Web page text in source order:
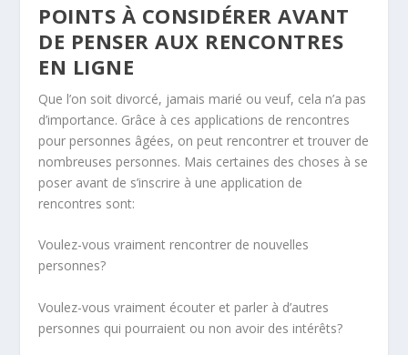
POINTS À CONSIDÉRER AVANT
DE PENSER AUX RENCONTRES
EN LIGNE
Que l’on soit divorcé, jamais marié ou veuf, cela n’a pas
d’importance. Grâce à ces applications de rencontres
pour personnes âgées, on peut rencontrer et trouver de
nombreuses personnes. Mais certaines des choses à se
poser avant de s’inscrire à une application de
rencontres sont:
Voulez-vous vraiment rencontrer de nouvelles
personnes?
Voulez-vous vraiment écouter et parler à d’autres
personnes qui pourraient ou non avoir des intérêts?